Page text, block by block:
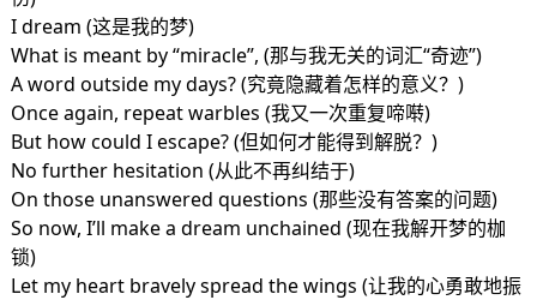
I dream (这是我的梦)
What is meant by “miracle”, (那与我无关的词汇“奇迹”)
A word outside my days? (究竟隐藏着怎样的意义？)
Once again, repeat warbles (我又一次重复啼啭)
But how could I escape? (但如何才能得到解脱？)
No further hesitation (从此不再纠结于)
On those unanswered questions (那些没有答案的问题)
So now, I’ll make a dream unchained (现在我解开梦的枷
锁)
Let my heart bravely spread the wings (让我的心勇敢地振